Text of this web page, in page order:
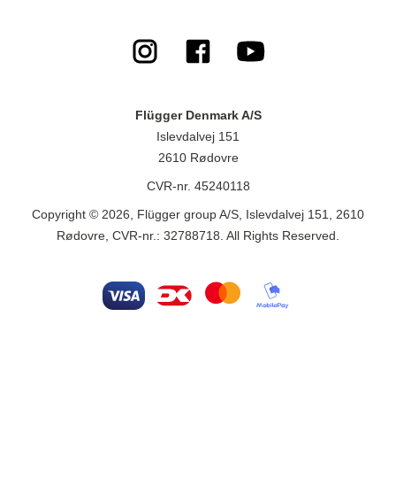
Flügger Denmark A/S
Islevdalvej 151
2610 Rødovre
CVR-nr. 45240118
Copyright © 2026, Flügger group A/S, Islevdalvej 151, 2610
Rødovre, CVR-nr.: 32788718. All Rights Reserved.